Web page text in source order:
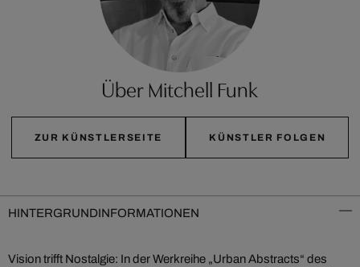
Über Mitchell Funk
ZUR KÜNSTLERSEITE KÜNSTLER FOLGEN
HINTERGRUNDINFORMATIONEN
Vision trifft Nostalgie: In der Werkreihe „Urban Abstracts“ des